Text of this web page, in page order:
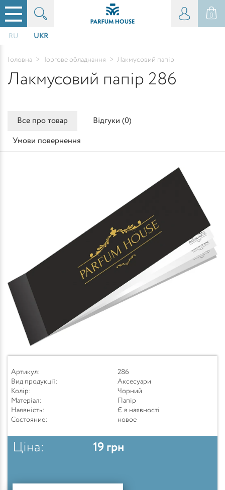
0
RU UKR
Головна > Торгове обладнання > Лакмусовий папір
Лакмусовий папір 286
Все про товар Відгуки (0)
Умови повернення
Артикул:
286
Вид продукції:
Аксесуари
Колір:
Чорний
Матеріал:
Папір
Наявність:
Є в наявності
Состояние:
новое
Ціна: 19 грн